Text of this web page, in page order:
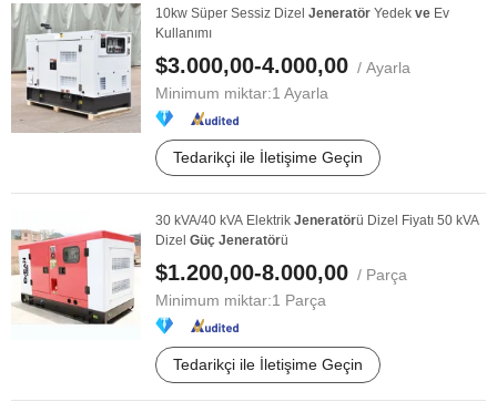
10kw Süper Sessiz Dizel Jeneratör Yedek ve Ev
Kullanımı
$3.000,00-4.000,00 / Ayarla
Minimum miktar:1 Ayarla
Tedarikçi ile İletişime Geçin
30 kVA/40 kVA Elektrik Jeneratörü Dizel Fiyatı 50 kVA
Dizel Güç Jeneratörü
$1.200,00-8.000,00 / Parça
Minimum miktar:1 Parça
Tedarikçi ile İletişime Geçin